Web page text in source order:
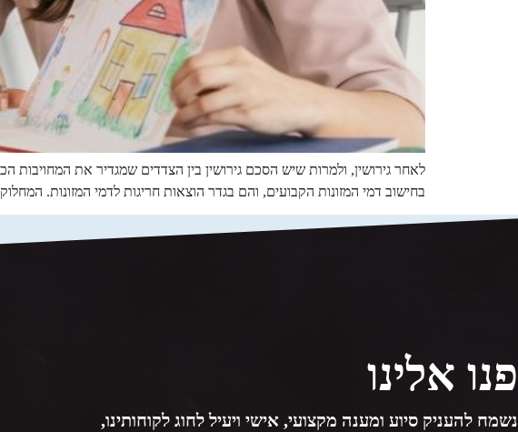
לאחר גירושין, ולמרות שיש הסכם גירושין בין הצדדים שמגדיר את המחויבות
בחישוב דמי המזונות הקבועים, והם בגדר הוצאות חריגות לדמי המזונות.
פנו אלינו
נשמח להעניק סיוע ומענה מקצועי, אישי ויעיל לחוג לקוחותינו,